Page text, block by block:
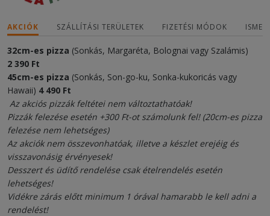
AKCIÓK SZÁLLÍTÁSI TERÜLETEK FIZETÉSI MÓDOK
32cm-es pizza (Sonkás, Margaréta, Bolognai vagy Szalámis)
2 390 Ft
45cm-es pizza (Sonkás, Son-go-ku, Sonka-kukoricás vagy
Hawaii) 4490 Ft
Az akciós pizzák feltétei nem változtathatóak!
Pizzák felezése esetén +300 Ft-ot számolunk fel! (20cm-es pizza
felezése nem lehetséges)
Az akciók nem összevonhatóak, illetve a készlet erejéig és
visszavonásig érvényesek!
Desszert és üdítő rendelése csak ételrendelés esetén
lehetséges!
Vidékre zárás előtt minimum 1 órával hamarabb le kell adni a
rendelést!